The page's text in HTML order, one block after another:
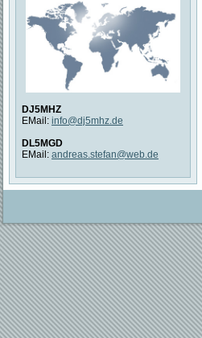
DJ5MHZ
EMail: info@dj5mhz.de
DL5MGD
EMail: andreas.stefan@web.de